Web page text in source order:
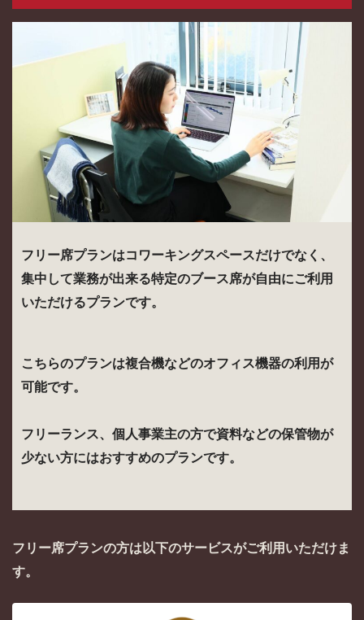
フリー席プランはコワーキングスペースだけでなく、
集中して業務が出来る特定のブース席が自由にご利用
いただけるプランです。
こちらのプランは複合機などのオフィス機器の利用が
可能です。
フリーランス、個人事業主の方で資料などの保管物が
少ない方にはおすすめのプランです。
フリー席プランの方は以下のサービスがご利用いただけま
す。